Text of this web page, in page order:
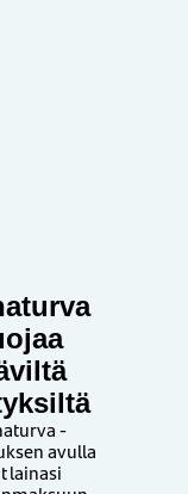
-
avulla
lainasi